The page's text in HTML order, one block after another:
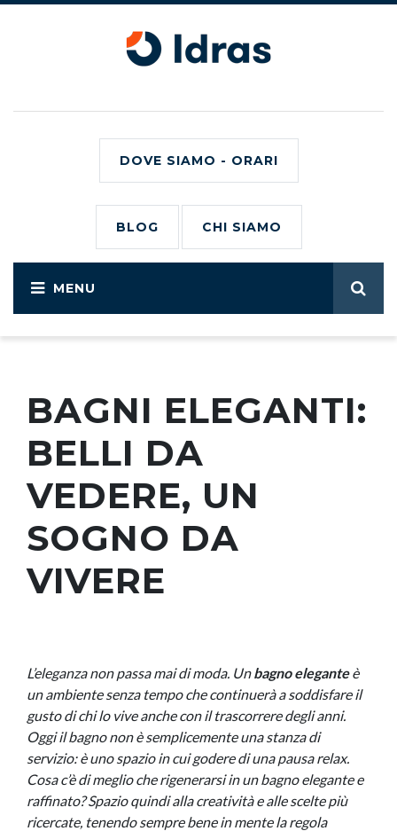
DOVE SIAMO - ORARI
BLOG CHI SIAMO
BAGNI ELEGANTI:
BELLI DA
VEDERE, UN
SOGNO DA
VIVERE
L’eleganza non passa mai di moda. Unbagno eleganteè
un ambiente senza tempo che continuerà a soddisfare il
gusto di chi lo vive anche con il trascorrere degli anni.
Oggi il bagno non è semplicemente una stanza di
servizio: è uno spazio in cui godere di una pausa relax.
Cosa c’è di meglio che rigenerarsi in un bagno elegante e
raffinato? Spazio quindi alla creatività e alle scelte più
ricercate, tenendo sempre bene in mente la regola